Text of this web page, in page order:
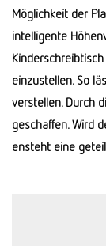
Möglichkeit der
intelligente
einzustellen. So
verstellen. Durch
geschaffen. Wird
ensteht eine